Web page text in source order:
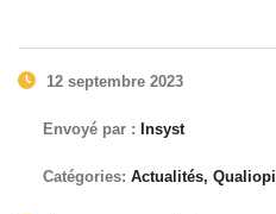
12 septembre 2023
Envoyé par : Insyst
Catégories: Actualités, Qualiopi